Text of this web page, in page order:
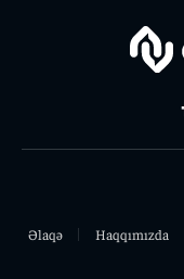
Əlaqə
Haqqımızda